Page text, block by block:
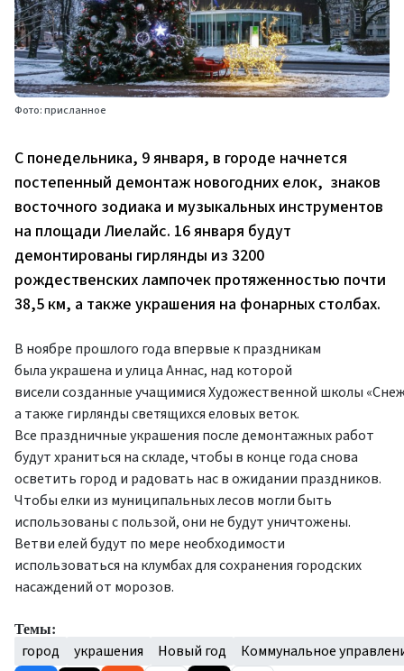
Фото: присланное
С понедельника, 9 января, в городе начнется
постепенный демонтаж новогодних елок, знаков
восточного зодиака и музыкальных инструментов
на площади Лиелайс. 16 января будут
демонтированы гирлянды из 3200
рождественских лампочек протяженностью почти
38,5 км, а также украшения на фонарных столбах.
В ноябре прошлого года впервые к праздникам
была украшена и улица Аннас, над которой
висели созданные учащимися Художественной школы
а также гирлянды светящихся еловых веток.
Все праздничные украшения после демонтажных работ
будут храниться на складе, чтобы в конце года снова
осветить город и радовать нас в ожидании праздников.
Чтобы елки из муниципальных лесов могли быть
использованы с пользой, они не будут уничтожены.
Ветви елей будут по мере необходимости
использоваться на клумбах для сохранения городских
насаждений от морозов.
Темы:
город украшения Новый год Коммунальное